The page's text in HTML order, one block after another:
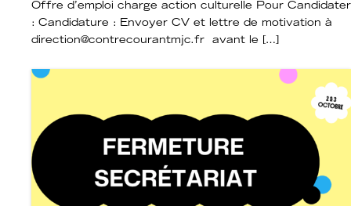
Offre d’emploi charge action culturelle Pour Candidater
: Candidature : Envoyer CV et lettre de motivation à
direction@contrecourantmjc.fr avant le […]